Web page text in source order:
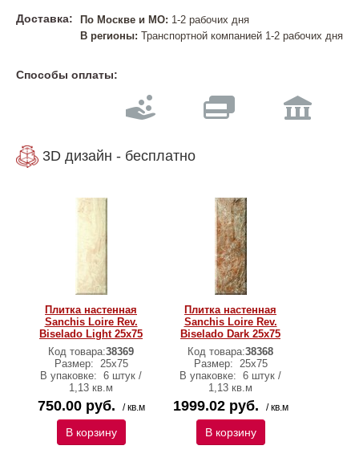
Доставка: По Москве и МО: 1-2 рабочих дня
В регионы: Транспортной компанией 1-2 рабочих дня
Способы оплаты:
3D дизайн - бесплатно
Плитка настенная
Sanchis Loire Rev.
Biselado Light 25x75
Код товара:38369
Размер: 25х75
В упаковке: 6 штук /
1,13 кв.м
750.00 руб. / кв.м
В корзину
Плитка настенная
Sanchis Loire Rev.
Biselado Dark 25x75
Код товара:38368
Размер: 25х75
В упаковке: 6 штук /
1,13 кв.м
1999.02 руб. / кв.м
В корзину